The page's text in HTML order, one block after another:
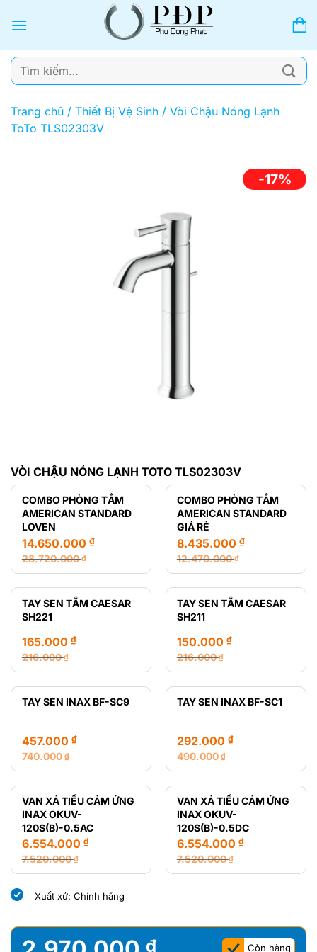
qua
dung
Tìm
kiếm:
Trang chủ / Thiết Bị Vệ Sinh / Vòi Chậu Nóng Lạnh
ToTo TLS02303V
-17%
VÒI CHẬU NÓNG LẠNH TOTO TLS02303V
COMBO PHÒNG TẮM
AMERICAN STANDARD
LOVEN
28.720.000₫
Giá
gốc
là:
28.720.000 ₫.
14.650.000 ₫
Giá
hiện
tại
là:
COMBO PHÒNG TẮM
AMERICAN STANDARD
GIÁ RẺ
12.470.000₫
Giá
gốc
là:
12.470.000 ₫.
8.435.000 ₫
Giá
hiện
tại
là:
TAY SEN TẮM CAESAR
SH221
216.000₫
Giá
gốc
là:
165.000 ₫
Giá
hiện
tại
TAY SEN TẮM CAESAR
SH211
216.000₫
Giá
gốc
là:
150.000 ₫
Giá
hiện
tại
TAY SEN INAX BF-SC9
740.000₫
Giá
gốc
là:
740.000 ₫.
457.000 ₫
Giá
hiện
tại
là:
457.000 ₫.
TAY SEN INAX BF-SC1
490.000₫
Giá
gốc
là:
490.000 ₫.
292.000 ₫
Giá
hiện
tại
là:
292.000 ₫.
VAN XẢ TIỂU CẢM ỨNG
INAX OKUV-
120S(B)-0.5AC
7.520.000₫
Giá
gốc
là:
6.554.000 ₫
Giá
hiện
tại
6.554.000 ₫.
VAN XẢ TIỂU CẢM ỨNG
INAX OKUV-
120S(B)-0.5DC
7.520.000₫
Giá
6.554.000 ₫
Giá
6.554.000 ₫.
Xuất xứ: Chính hãng
₫
Còn hàng